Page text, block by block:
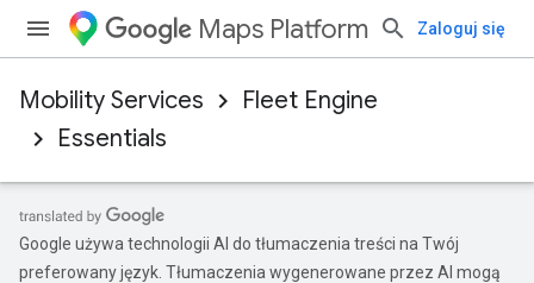
Maps Platform Zaloguj się
Mobility Services
Fleet Engine
Essentials
Google używa technologii AI do tłumaczenia treści na Twój
preferowany język. Tłumaczenia wygenerowane przez AI mogą